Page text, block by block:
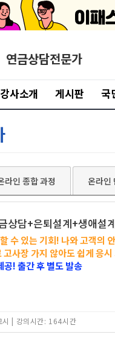
연금상담전문가
강사소개 게시판 국
라인 종합 과정 온라인
상담+은퇴설계+생애설
수 있는 기회! 나와 고객의
사장 가지 않아도 쉽게 응시
! 출간 후 별도 발송
| 강의시간: 164시간